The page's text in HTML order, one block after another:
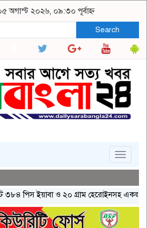
অগাস্ট ২০২৬, ০৯:৩০ পূর্বাহ্ন
Search
Toggle
পিস ইয়াবা ও ২০ গ্রাম হেরোইনসহ একজন গ্রেপ্তার